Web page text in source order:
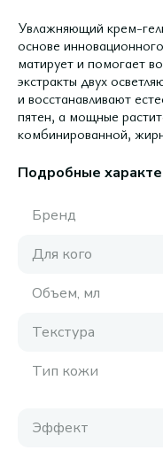
Увлажняющий крем-
основе
матирует и помогает
экстракты двух
и восстанавливают
пятен, а мощные
комбинированной,
Подробные
Бренд
Для кого
Объем, мл
Текстура
Тип кожи
Эффект